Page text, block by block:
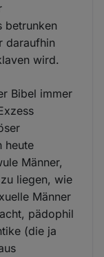
betrunken
daraufhin
wird.
Bibel immer
heute
Männer,
liegen, wie
Männer
pädophil
(die ja